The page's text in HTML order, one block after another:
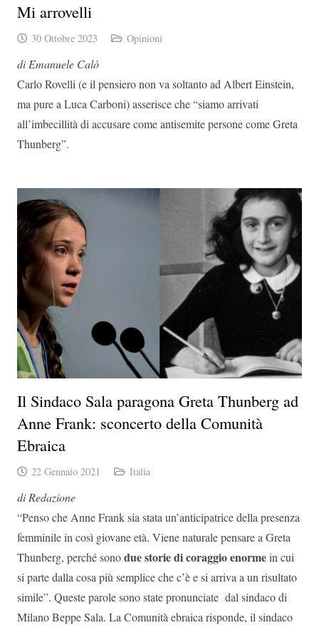
Mi arrovelli
30 Ottobre 2023 Opinioni
di Emanuele Calò
Carlo Rovelli (e il pensiero non va soltanto ad Albert Einstein,
ma pure a Luca Carboni) asserisce che “siamo arrivati
all’imbecillità di accusare come antisemite persone come Greta
Thunberg”.
Il Sindaco Sala paragona Greta Thunberg ad
Anne Frank: sconcerto della Comunità
Ebraica
22 Gennaio 2021 Italia
di Redazione
“Penso che Anne Frank sia stata un’anticipatrice della presenza
femminile in così giovane età. Viene naturale pensare a Greta
Thunberg, perché sonodue storie di coraggio enormein cui
si parte dalla cosa più semplice che c’è e si arriva a un risultato
simile”. Queste parole sono state pronunciate dal sindaco di
Milano Beppe Sala. La Comunità ebraica risponde, il sindaco